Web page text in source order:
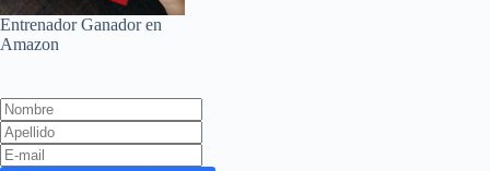
Entrenador Ganador en
Amazon
Leave
this
field
blank